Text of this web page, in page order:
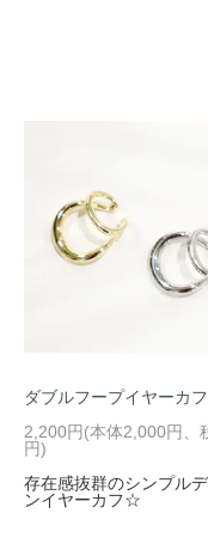
ダブルフープイヤーカフ
2,200円(本体2,000円、
円)
存在感抜群のシンプル
ンイヤーカフ☆